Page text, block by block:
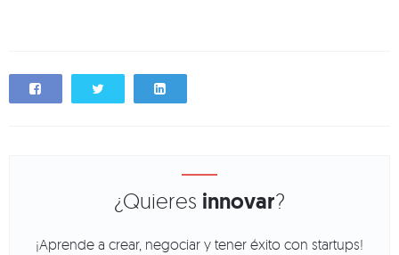
¿Quieres innovar?
¡Aprende a crear, negociar y tener éxito con startups!